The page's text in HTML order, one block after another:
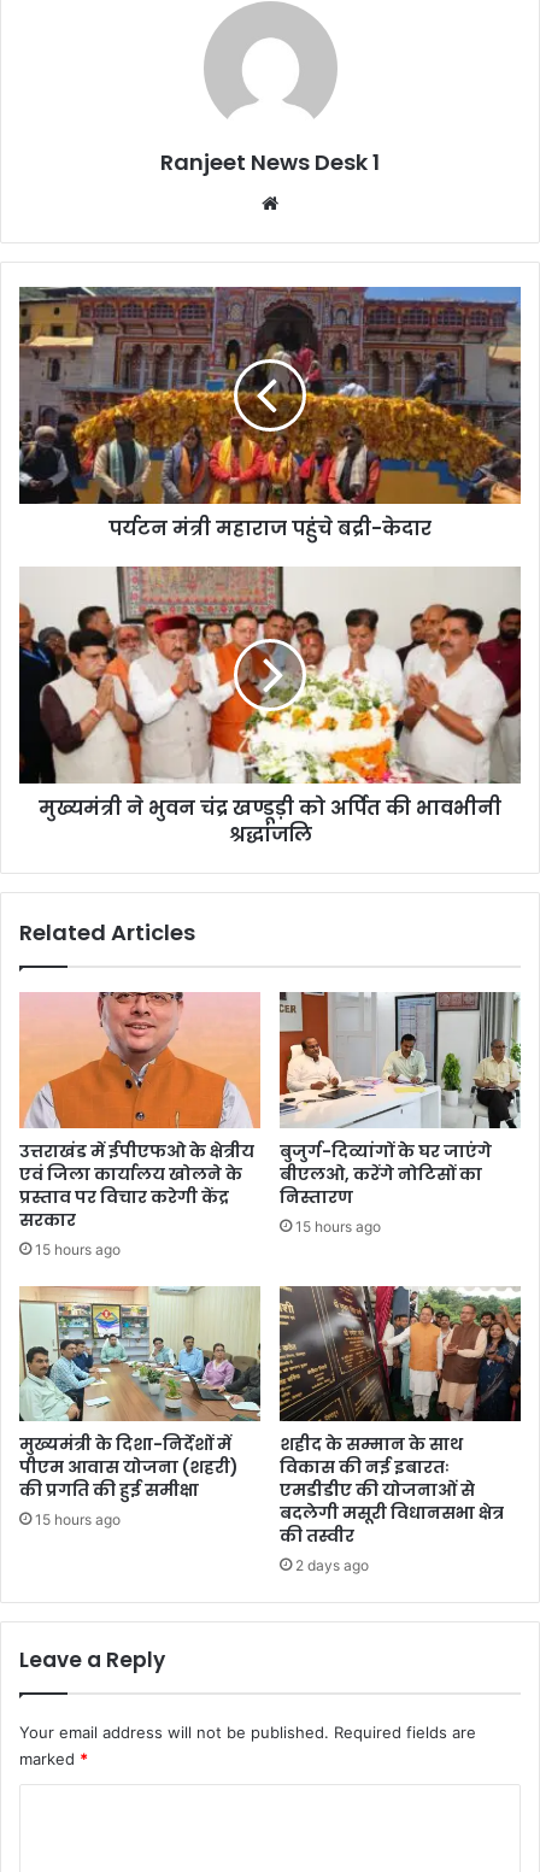
Ranjeet News Desk 1
te
पर्यटन मंत्री महाराज पहुंचे बद्री-केदार
मुख्यमंत्री ने भुवन चंद्र खण्डूड़ी को अर्पित की भावभीनी
श्रद्धांजलि
Related Articles
उत्तराखंड में ईपीएफओ के क्षेत्रीय
एवं जिला कार्यालय खोलने के
प्रस्ताव पर विचार करेगी केंद्र
सरकार
15 hours ago
बुजुर्ग-दिव्यांगों के घर जाएंगे
बीएलओ, करेंगे नोटिसों का
निस्तारण
15 hours ago
मुख्यमंत्री के दिशा-निर्देशों में
पीएम आवास योजना (शहरी)
की प्रगति की हुई समीक्षा
15 hours ago
शहीद के सम्मान के साथ
विकास की नई इबारतः
एमडीडीए की योजनाओं से
बदलेगी मसूरी विधानसभा क्षेत्र
की तस्वीर
2 days ago
Leave a Reply
Your email address will not be published. Required fields are
marked *